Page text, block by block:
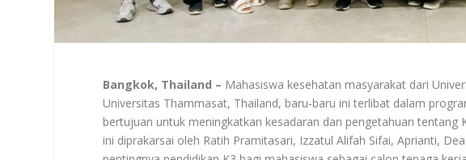
Bangkok, Thailand – Mahasiswa kesehatan masyarakat dari
Universitas Thammasat, Thailand, baru-baru ini terlibat dalam
bertujuan untuk meningkatkan kesadaran dan pengetahuan tentang
ini diprakarsai oleh Ratih Pramitasari, Izzatul Alifah Sifai, Aprianti,